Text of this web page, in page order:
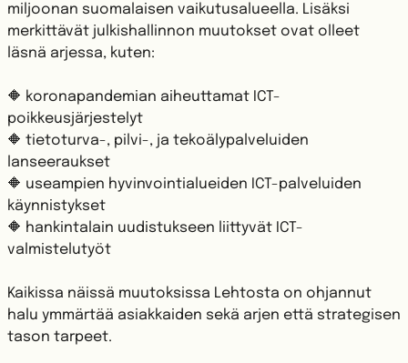
miljoonan suomalaisen vaikutusalueella. Lisäksi
merkittävät julkishallinnon muutokset ovat olleet
läsnä arjessa, kuten:
🔶 koronapandemian aiheuttamat ICT-
poikkeusjärjestelyt
🔶 tietoturva-, pilvi-, ja tekoälypalveluiden
lanseeraukset
🔶 useampien hyvinvointialueiden ICT-palveluiden
käynnistykset
🔶 hankintalain uudistukseen liittyvät ICT-
valmistelutyöt
Kaikissa näissä muutoksissa Lehtosta on ohjannut
halu ymmärtää asiakkaiden sekä arjen että strategisen
tason tarpeet.